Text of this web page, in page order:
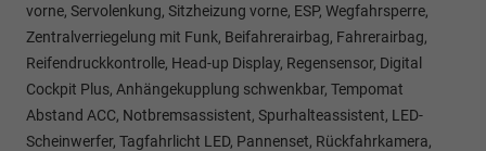
vorne, Servolenkung, Sitzheizung vorne, ESP, Wegfahrsperre,
Zentralverriegelung mit Funk, Beifahrerairbag, Fahrerairbag,
Reifendruckkontrolle, Head-up Display, Regensensor, Digital
Cockpit Plus, Anhängekupplung schwenkbar, Tempomat
Abstand ACC, Notbremsassistent, Spurhalteassistent, LED-
Scheinwerfer, Tagfahrlicht LED, Pannenset, Rückfahrkamera,